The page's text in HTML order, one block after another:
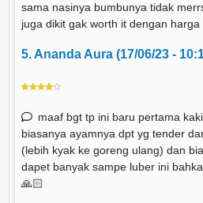
sama nasinya bumbunya tidak
juga dikit gak worth it dengan harga
5. Ananda Aura (17/06/23 -
maaf bgt tp ini baru pertama
biasanya ayamnya dpt yg tender
(lebih kyak ke goreng ulang) dan
dapet banyak sampe luber ini
🙏🏻